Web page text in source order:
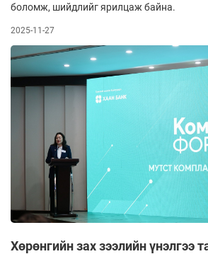
боломж, шийдлийг ярилцаж байна.
2025-11-27
Хөрөнгийн зах зээлийн үнэлгээ